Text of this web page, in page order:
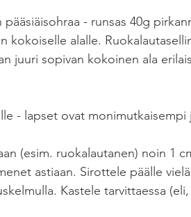
pääsiäisohraa - runsas 40g
kokoiselle alalle.
juuri sopivan kokoinen ala
- lapset ovat monimutkaisempi
(esim. ruokalautanen) noin 1
astiaan. Sirottele päälle
Kastele tarvittaessa